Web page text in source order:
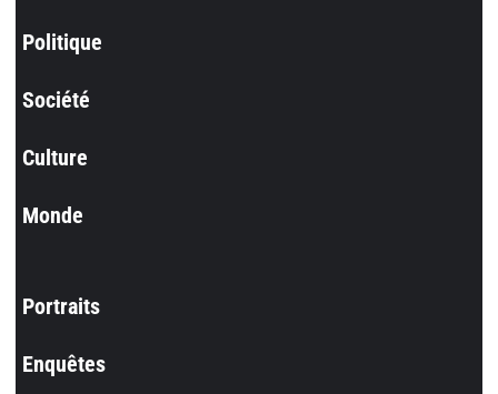
Politique
Société
Culture
Monde
Portraits
Enquêtes